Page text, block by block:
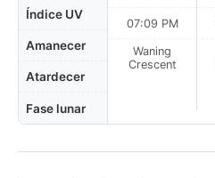
Índice UV
Amanecer
Atardecer
Fase lunar
07:09 PM
Waning
Crescent